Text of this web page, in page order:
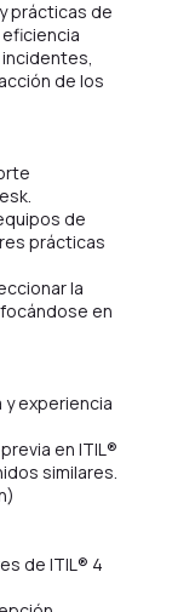
prácticas de
eficiencia
de los
de
prácticas
la
en
experiencia
en ITIL®
similares.
de ITIL® 4